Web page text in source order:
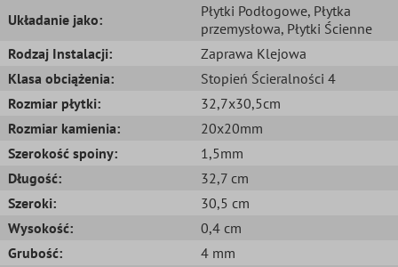
Układanie jako:
Płytki Podłogowe, Płytka
przemysłowa, Płytki Ścienne
Rodzaj Instalacji:
Zaprawa Klejowa
Klasa obciążenia:
Stopień Ścieralności 4
Rozmiar płytki:
32,7x30,5cm
Rozmiar kamienia:
20x20mm
Szerokość spoiny:
1,5mm
Długość:
32,7 cm
Szeroki:
30,5 cm
Wysokość:
0,4 cm
Grubość:
4 mm